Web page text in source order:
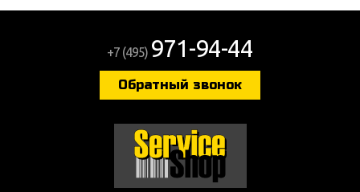
+7 (495) 971-94-44
Обратный звонок